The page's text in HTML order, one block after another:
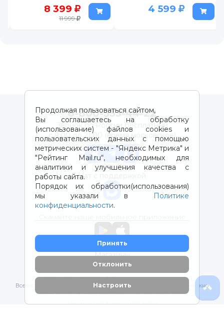
4 599 2 999
Продолжая пользоваться сайтом,
Вы соглашаетесь на обработку
(использование) файлов cookies и
пользовательских данных с помощью
метрических систем - "Яндекс Метрика" и
"Рейтинг Mail.ru“, необходимых для
аналитики и улучшения качества с
работы сайта.
Порядок их обработки(использования)
мы указали в
Политике
конфиденциальности.
Принять
Отклонить
Настроить
8-800-333-44-22
Звонок по России бесплатный
с 9:00 до 21:00 (время московское)
Чат с поддержкой
Магазины
2012-2026 © ООО "ВОТОНЯ". Детские товары с доставкой
Все права защищены. Любое использование материалов возможно
только с письменного разрешения владельцев сайта.
Политика конфиденциальности